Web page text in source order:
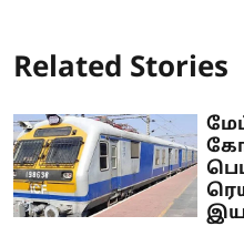
Related Stories